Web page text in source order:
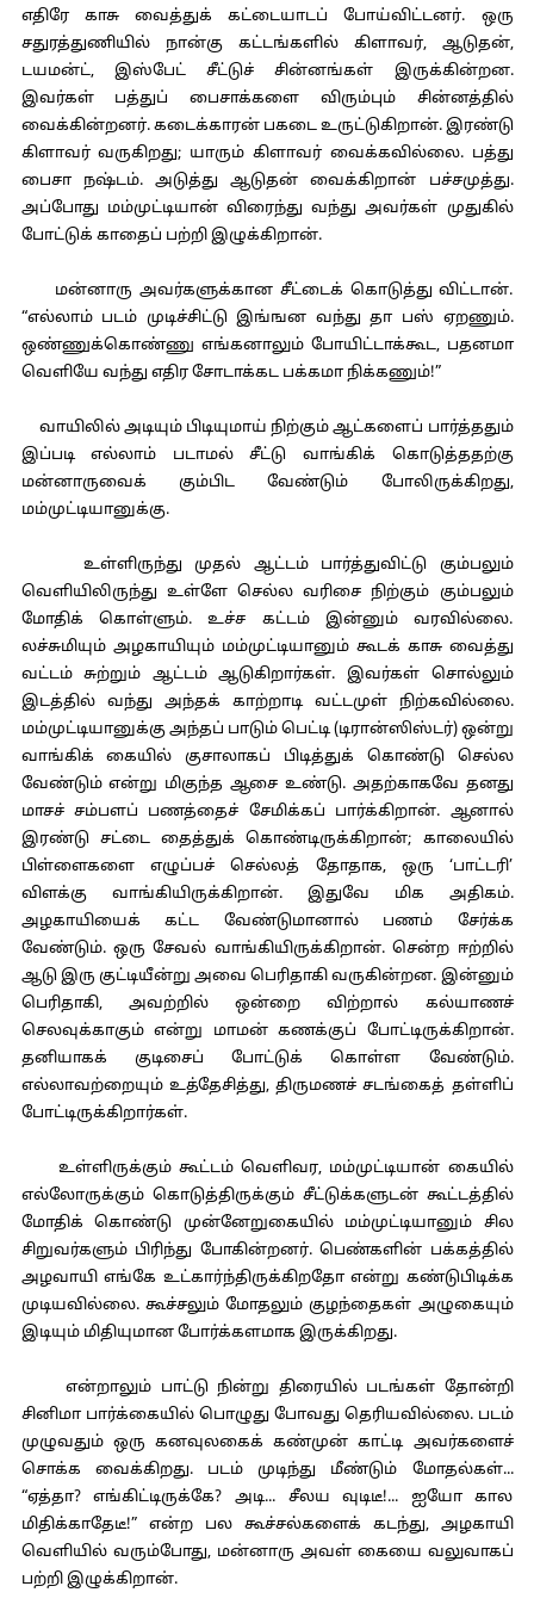
எதிரே காசு வைத்துக் கட்டையாடப் போய்விட்டனர். ஒரு
சதுரத்துணியில் நான்கு கட்டங்களில் கிளாவர், ஆடுதன்,
டயமன்ட், இஸ்பேட் சீட்டுச் சின்னங்கள் இருக்கின்றன.
இவர்கள் பத்துப் பைசாக்களை விரும்பும் சின்னத்தில்
வைக்கின்றனர். கடைக்காரன் பகடை உருட்டுகிறான். இரண்டு
கிளாவர் வருகிறது; யாரும் கிளாவர் வைக்கவில்லை. பத்து
பைசா நஷ்டம். அடுத்து ஆடுதன் வைக்கிறான் பச்சமுத்து.
அப்போது மம்முட்டியான் விரைந்து வந்து அவர்கள் முதுகில்
போட்டுக் காதைப் பற்றி இழுக்கிறான்.
மன்னாரு அவர்களுக்கான சீட்டைக் கொடுத்து விட்டான்.
“எல்லாம் படம் முடிச்சிட்டு இங்ஙன வந்து தா பஸ் ஏறணும்.
ஒண்ணுக்கொண்ணு எங்கனாலும் போயிட்டாக்கூட, பதனமா
வெளியே வந்து எதிர சோடாக்கட பக்கமா நிக்கணும்!”
வாயிலில் அடியும் பிடியுமாய் நிற்கும் ஆட்களைப் பார்த்ததும்
இப்படி எல்லாம் படாமல் சீட்டு வாங்கிக் கொடுத்ததற்கு
மன்னாருவைக் கும்பிட வேண்டும் போலிருக்கிறது,
மம்முட்டியானுக்கு.
உள்ளிருந்து முதல் ஆட்டம் பார்த்துவிட்டு கும்பலும்
வெளியிலிருந்து உள்ளே செல்ல வரிசை நிற்கும் கும்பலும்
மோதிக் கொள்ளும். உச்ச கட்டம் இன்னும் வரவில்லை.
லச்சுமியும் அழகாயியும் மம்முட்டியானும் கூடக் காசு வைத்து
வட்டம் சுற்றும் ஆட்டம் ஆடுகிறார்கள். இவர்கள் சொல்லும்
இடத்தில் வந்து அந்தக் காற்றாடி வட்டமுள் நிற்கவில்லை.
மம்முட்டியானுக்கு அந்தப் பாடும் பெட்டி (டிரான்ஸிஸ்டர்) ஒன்று
வாங்கிக் கையில் குசாலாகப் பிடித்துக் கொண்டு செல்ல
வேண்டும் என்று மிகுந்த ஆசை உண்டு. அதற்காகவே தனது
மாசச் சம்பளப் பணத்தைச் சேமிக்கப் பார்க்கிறான். ஆனால்
இரண்டு சட்டை தைத்துக் கொண்டிருக்கிறான்; காலையில்
பிள்ளைகளை எழுப்பச் செல்லத் தோதாக, ஒரு ‘பாட்டரி’
விளக்கு வாங்கியிருக்கிறான். இதுவே மிக அதிகம்.
அழகாயியைக் கட்ட வேண்டுமானால் பணம் சேர்க்க
வேண்டும். ஒரு சேவல் வாங்கியிருக்கிறான். சென்ற ஈற்றில்
ஆடு இரு குட்டியீன்று அவை பெரிதாகி வருகின்றன. இன்னும்
பெரிதாகி, அவற்றில் ஒன்றை விற்றால் கல்யாணச்
செலவுக்காகும் என்று மாமன் கணக்குப் போட்டிருக்கிறான்.
தனியாகக் குடிசைப் போட்டுக் கொள்ள வேண்டும்.
எல்லாவற்றையும் உத்தேசித்து, திருமணச் சடங்கைத் தள்ளிப்
போட்டிருக்கிறார்கள்.
உள்ளிருக்கும் கூட்டம் வெளிவர, மம்முட்டியான் கையில்
எல்லோருக்கும் கொடுத்திருக்கும் சீட்டுக்களுடன் கூட்டத்தில்
மோதிக் கொண்டு முன்னேறுகையில் மம்முட்டியானும் சில
சிறுவர்களும் பிரிந்து போகின்றனர். பெண்களின் பக்கத்தில்
அழவாயி எங்கே உட்கார்ந்திருக்கிறதோ என்று கண்டுபிடிக்க
முடியவில்லை. கூச்சலும் மோதலும் குழந்தைகள் அழுகையும்
இடியும் மிதியுமான போர்க்களமாக இருக்கிறது.
என்றாலும் பாட்டு நின்று திரையில் படங்கள் தோன்றி
சினிமா பார்க்கையில் பொழுது போவது தெரியவில்லை. படம்
முழுவதும் ஒரு கனவுலகைக் கண்முன் காட்டி அவர்களைச்
சொக்க வைக்கிறது. படம் முடிந்து மீண்டும் மோதல்கள்...
“ஏத்தா? எங்கிட்டிருக்கே? அடி... சீலய வுடிடீ!... ஐயோ கால
மிதிக்காதேடீ!” என்ற பல கூச்சல்களைக் கடந்து, அழகாயி
வெளியில் வரும்போது, மன்னாரு அவள் கையை வலுவாகப்
பற்றி இழுக்கிறான்.